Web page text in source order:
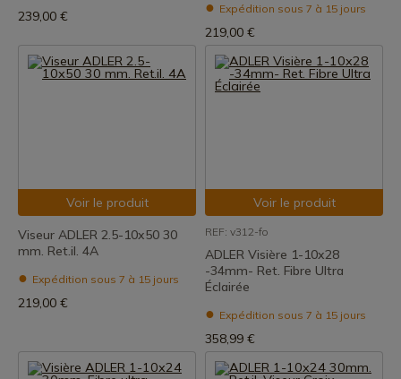
239,00 € Expédition sous 7 à 15 jours
219,00 €
Voir le produit
Viseur ADLER 2.5-10x50 30
mm. Ret.il. 4A
Expédition sous 7 à 15 jours
219,00 €
Voir le produit
REF: v312-fo
ADLER Visière 1-10x28
-34mm- Ret. Fibre Ultra
Éclairée
Expédition sous 7 à 15 jours
358,99 €